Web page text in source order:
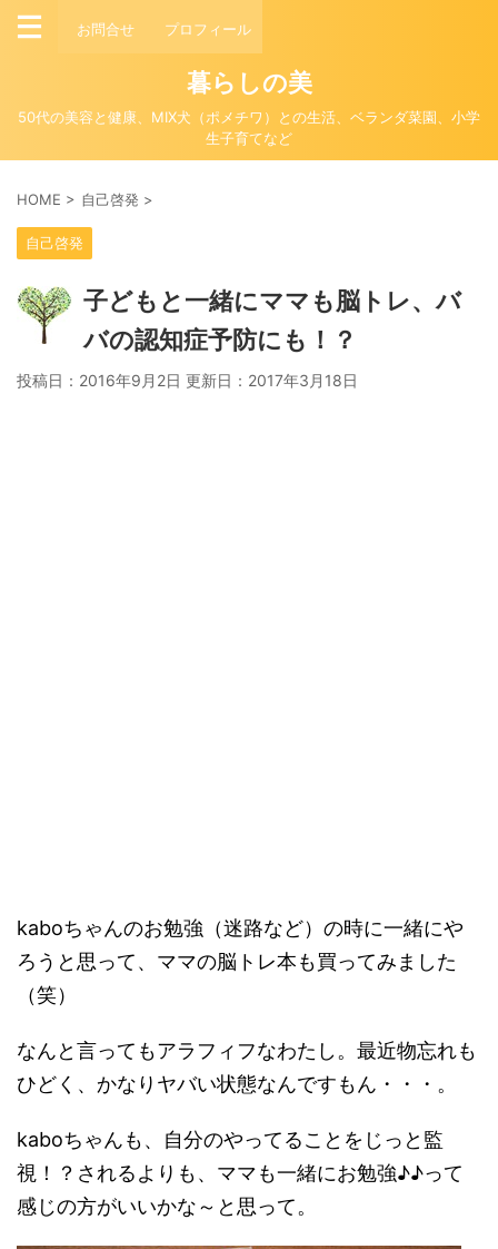
お問合せ プロフィール
暮らしの美
50代の美容と健康、MIX犬（ポメチワ）との生活、ベランダ菜園、小学
生子育てなど
HOME > 自己啓発 >
自己啓発
子どもと一緒にママも脳トレ、バ
バの認知症予防にも！？
投稿日：2016年9月2日 更新日： 2017年3月18日
kaboちゃんのお勉強（迷路など）の時に一緒にや
ろうと思って、ママの脳トレ本も買ってみました
（笑）
なんと言ってもアラフィフなわたし。最近物忘れも
ひどく、かなりヤバい状態なんですもん・・・。
kaboちゃんも、自分のやってることをじっと監
視！？されるよりも、ママも一緒にお勉強♪♪って
感じの方がいいかな～と思って。